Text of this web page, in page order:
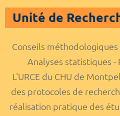
Unité de
Conseils méthodologiques
Analyses statistiques -
L'URCE du CHU de
des protocoles de
réalisation pratique des